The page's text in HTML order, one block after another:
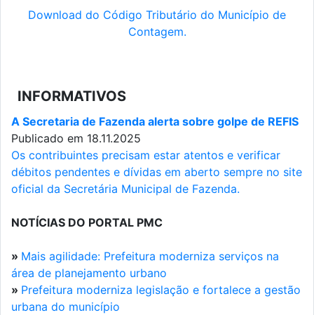
Download do Código Tributário do Município de
Contagem.
INFORMATIVOS
A Secretaria de Fazenda alerta sobre golpe de REFIS
Publicado em 18.11.2025
Os contribuintes precisam estar atentos e verificar
débitos pendentes e dívidas em aberto sempre no site
oficial da Secretária Municipal de Fazenda.
NOTÍCIAS DO PORTAL PMC
» Mais agilidade: Prefeitura moderniza serviços na
área de planejamento urbano
» Prefeitura moderniza legislação e fortalece a gestão
urbana do município